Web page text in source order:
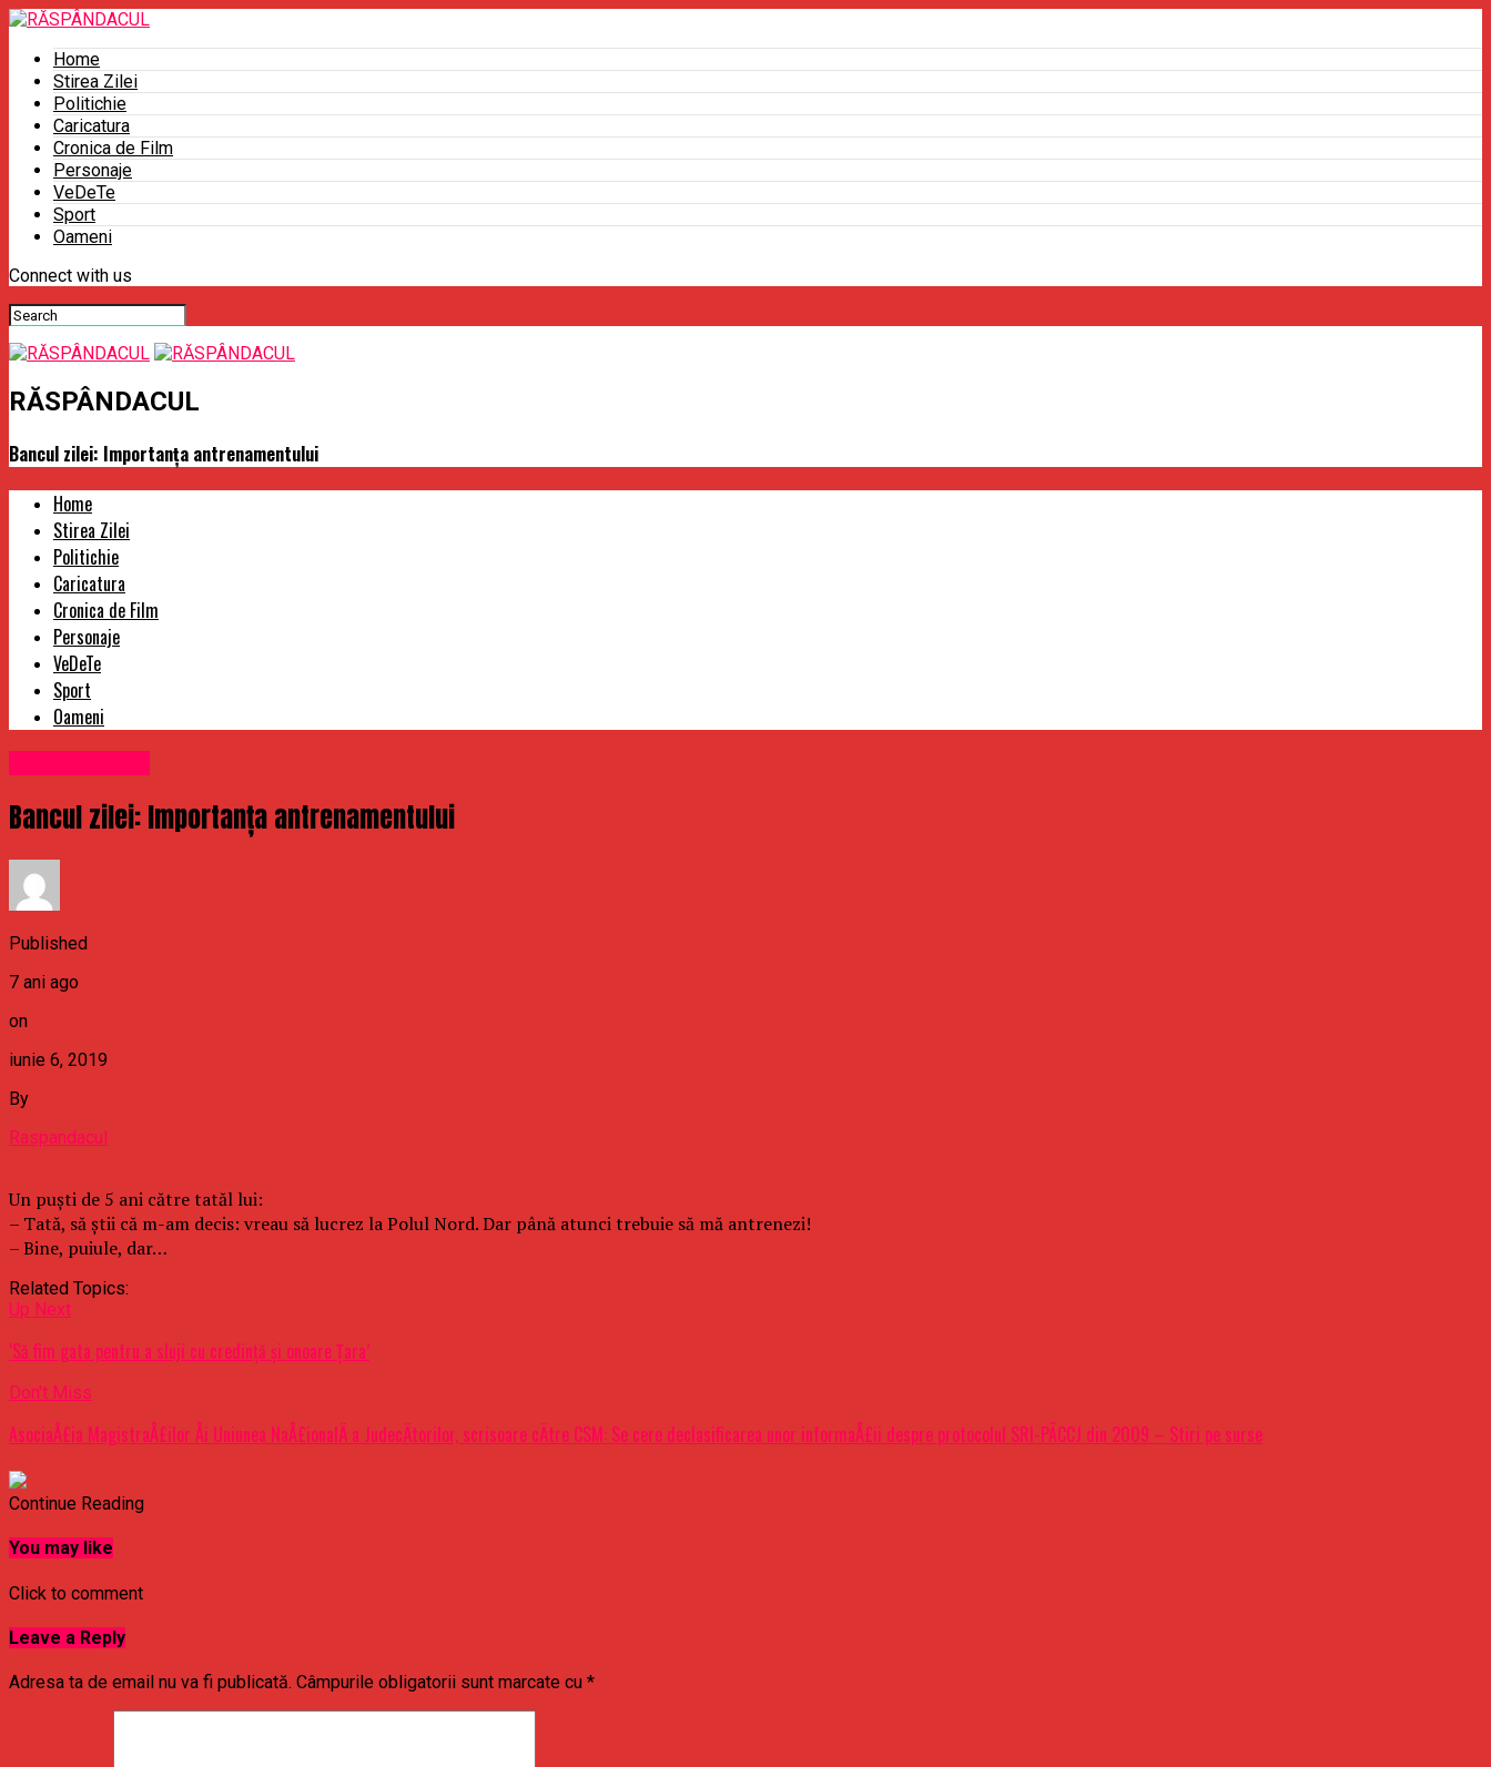
Home
Stirea Zilei
Politichie
Caricatura
Cronica de Film
Personaje
VeDeTe
Sport
Oameni
Connect with us
RĂSPÂNDACUL
​Bancul zilei: Importanța antrenamentului
Home
Stirea Zilei
Politichie
Caricatura
Cronica de Film
Personaje
VeDeTe
Sport
Oameni
​Bancul zilei: Importanța antrenamentului
Published
7 ani ago
on
iunie 6, 2019
By
Raspandacul
Un puști de 5 ani către tatăl lui:
– Tată, să știi că m-am decis: vreau să lucrez la Polul Nord. Dar până atunci trebuie să mă antrenezi!
– Bine, puiule, dar…
Related Topics:
Up Next
‘Să fim gata pentru a sluji cu credinţă şi onoare Ţara’
Don't Miss
AsociaÅ£ia MagistraÅ£ilor Åi Uniunea NaÅ£ionalÄ a JudecÄtorilor, scrisoare cÄtre CSM: Se cere declasificarea unor informaÅ£ii despre protocolul SRI-PÃCCJ din 2009 – Stiri pe surse
Continue Reading
You may like
Click to comment
Leave a Reply
Adresa ta de email nu va fi publicată. Câmpurile obligatorii sunt marcate cu *